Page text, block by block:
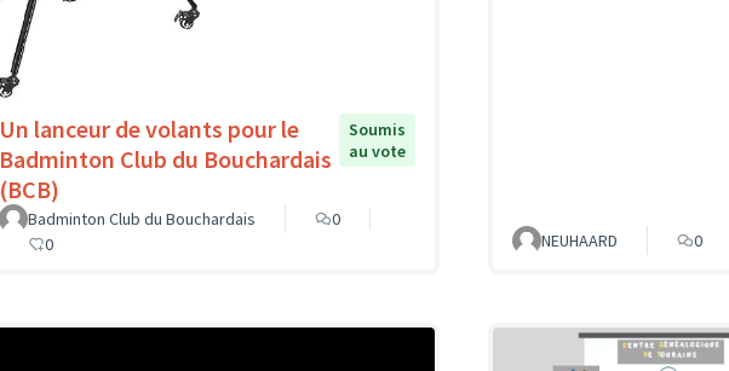
Un lanceur de volants pour le
Badminton Club du Bouchardais
(BCB)
Soumis
au vote
Badminton Club du Bouchardais
0
0
NEUHAARD 0